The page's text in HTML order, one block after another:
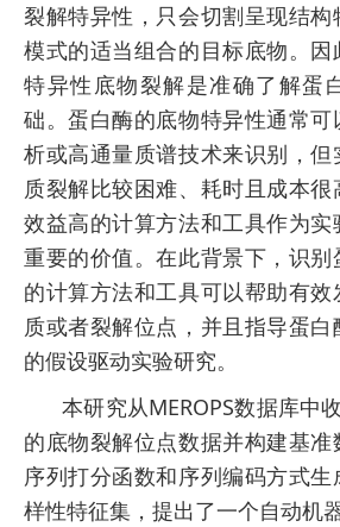
裂解特异性，只会切割呈现结
模式的适当组合的目标底物。
特异性底物裂解是准确了解蛋
础。蛋白酶的底物特异性通常
析或高通量质谱技术来识别，但
质裂解比较困难、耗时且成本
效益高的计算方法和工具作为
重要的价值。在此背景下，识
的计算方法和工具可以帮助有效
质或者裂解位点，并且指导蛋
的假设驱动实验研究。
本研究从MEROPS数据库中
的底物裂解位点数据并构建基
序列打分函数和序列编码方式
样性特征集，提出了一个自动机